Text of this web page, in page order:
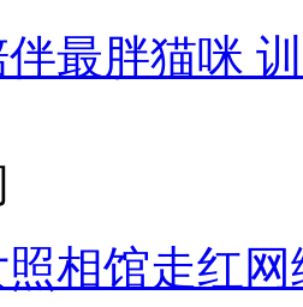
最胖猫咪
相馆走红网